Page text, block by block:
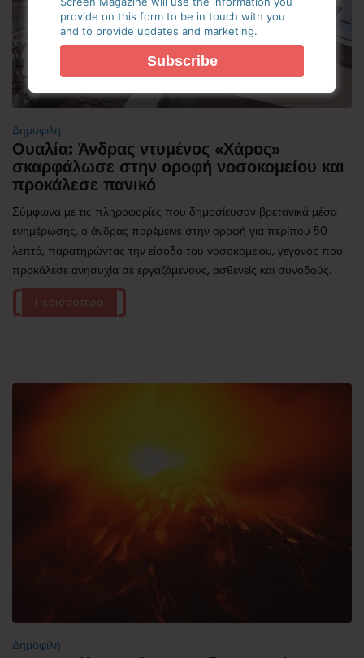
Δημοφιλή
Ουαλία: Άνδρας ντυμένος «Χάρος»
σκαρφάλωσε στην οροφή νοσοκομείου και
προκάλεσε πανικό
Σύμφωνα με τις πληροφορίες που δημοσίευσαν βρετανικά μέσα
ενημέρωσης, ο άνδρας παρέμεινε στην οροφή για περίπου 50
λεπτά, παρατηρώντας την είσοδο του νοσοκομείου, γεγονός που
προκάλεσε ανησυχία σε εργαζόμενους, ασθενείς και συνοδούς.
Περισσότερα
Δημοφιλή
provide on this form to be in touch with you
and to provide updates and marketing.